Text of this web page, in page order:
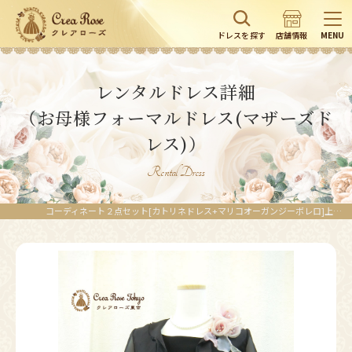
ドレスを探す 店舗情報 MENU
レンタルドレス詳細
（お母様フォーマルドレス(マザーズド
レス)）
Rental Dress
コーディネート２点セット[カトリネドレス+マリコオーガンジーボレロ]上品で可愛らしい印象のブラックドレス｜レンタルドレスのクレアローズ東京